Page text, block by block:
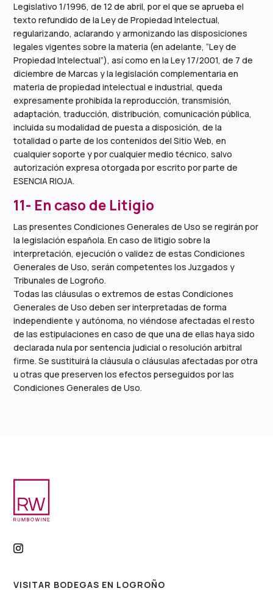
Legislativo 1/1996, de 12 de abril, por el que se aprueba el
texto refundido de la Ley de Propiedad Intelectual,
regularizando, aclarando y armonizando las disposiciones
legales vigentes sobre la materia (en adelante, “Ley de
Propiedad Intelectual”), así como en la Ley 17/2001, de 7 de
diciembre de Marcas y la legislación complementaria en
materia de propiedad intelectual e industrial, queda
expresamente prohibida la reproducción, transmisión,
adaptación, traducción, distribución, comunicación pública,
incluida su modalidad de puesta a disposición, de la
totalidad o parte de los contenidos del Sitio Web, en
cualquier soporte y por cualquier medio técnico, salvo
autorización expresa otorgada por escrito por parte de
ESENCIA RIOJA.
11- En caso de Litigio
Las presentes Condiciones Generales de Uso se regirán por
la legislación española. En caso de litigio sobre la
interpretación, ejecución o validez de estas Condiciones
Generales de Uso, serán competentes los Juzgados y
Tribunales de Logroño.
Todas las cláusulas o extremos de estas Condiciones
Generales de Uso deben ser interpretadas de forma
independiente y autónoma, no viéndose afectadas el resto
de las estipulaciones en caso de que una de ellas haya sido
declarada nula por sentencia judicial o resolución arbitral
firme. Se sustituirá la cláusula o cláusulas afectadas por otra
u otras que preserven los efectos perseguidos por las
Condiciones Generales de Uso.
VISITAR BODEGAS EN LOGROÑO